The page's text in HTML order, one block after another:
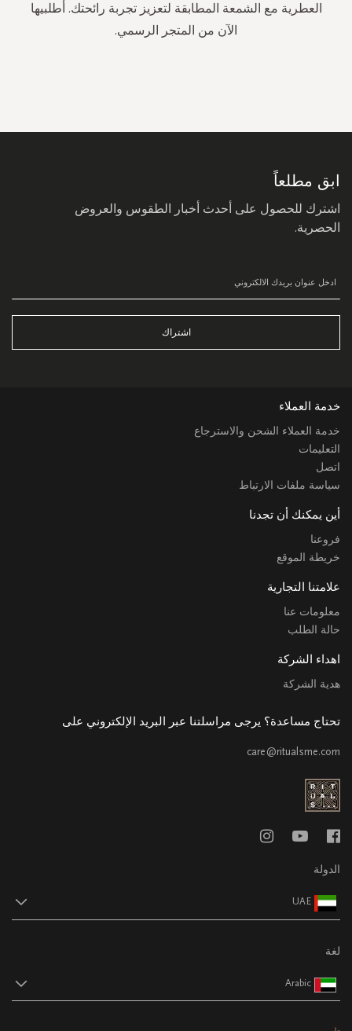
العطرية مع الشمعة المطابقة لتعزيز تجربة رائحتك. أطلبيها
الآن من المتجر الرسمي.
ابق مطلعاً
اشترك للحصول على أحدث أخبار الطقوس والعروض
الحصرية.
اشتراك
خدمة العملاء
خدمة العملاء الشحن والاسترجاع
التعليمات
اتصل
سياسة ملفات الارتباط
أين يمكنك أن تجدنا
فروعنا
خريطة الموقع
علامتنا التجارية
معلومات عنا
حالة الطلب
اهداء الشركة
هدية الشركة
تحتاج مساعدة؟ يرجى مراسلتنا عبر البريد الإلكتروني على
care@ritualsme.com
الدولة
UAE
لغة
Arabic